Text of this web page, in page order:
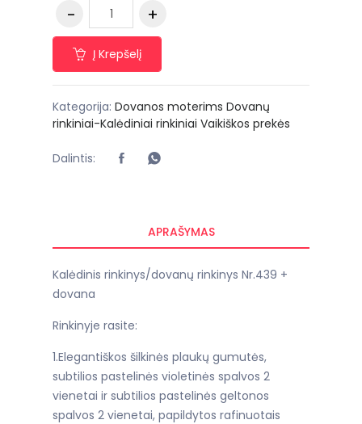
Į Krepšelį
Kategorija: Dovanos moterims Dovanų
rinkiniai-Kalėdiniai rinkiniai Vaikiškos prekės
Dalintis:
APRAŠYMAS
Kalėdinis rinkinys/dovanų rinkinys Nr.439 +
dovana
Rinkinyje rasite:
1.Elegantiškos šilkinės plaukų gumutės,
subtilios pastelinės violetinės spalvos 2
vienetai ir subtilios pastelinės geltonos
spalvos 2 vienetai, papildytos rafinuotais